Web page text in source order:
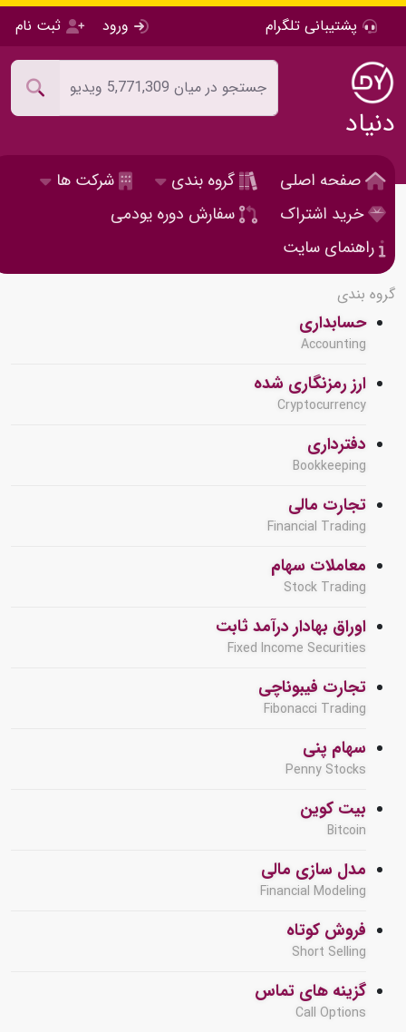
پشتیبانی تلگرام ورود ثبت نام
دنیاد
صفحه اصلی گروه بندی
شرکت ها
خرید اشتراک
سفارش دوره یودمی
راهنمای سایت
گروه بندی
حسابداری
Accounting
ارز رمزنگاری شده
Cryptocurrency
دفترداری
Bookkeeping
تجارت مالی
Financial Trading
معاملات سهام
Stock Trading
اوراق بهادار درآمد ثابت
Fixed Income Securities
تجارت فیبوناچی
Fibonacci Trading
سهام پنی
Penny Stocks
بیت کوین
Bitcoin
مدل سازی مالی
Financial Modeling
فروش کوتاه
Short Selling
گزینه های تماس
Call Options